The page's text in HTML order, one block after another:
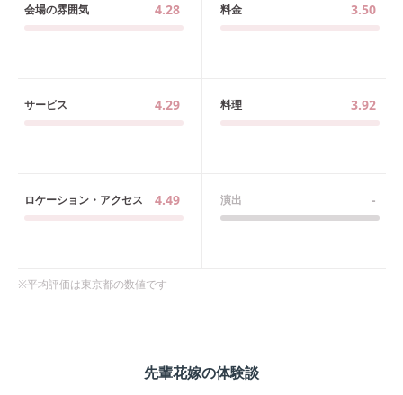
会場の雰囲気 4.28 料金 3.50
サービス 4.29 料理 3.92
ロケーション・アクセス 4.49 演出 -
※平均評価は東京都の数値です
先輩花嫁の体験談